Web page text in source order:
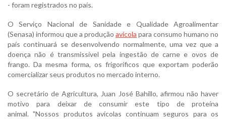
- foram registrados no país.
O Serviço Nacional de Sanidade e Qualidade Agroalimentar
(Senasa) informou que a produção avícola para consumo humano no
país continuará se desenvolvendo normalmente, uma vez que a
doença não é transmissível pela ingestão de carne e ovos de
frango. Da mesma forma, os frigoríficos que exportam poderão
comercializar seus produtos no mercado interno.
O secretário de Agricultura, Juan José Bahillo, afirmou não haver
motivo para deixar de consumir este tipo de proteína
animal. "Nossos produtos avícolas continuam seguros para os